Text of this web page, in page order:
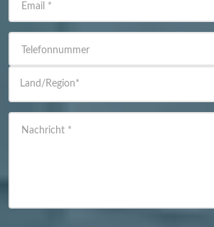
Email *
Telefonnummer
Land/Region*
Nachricht *